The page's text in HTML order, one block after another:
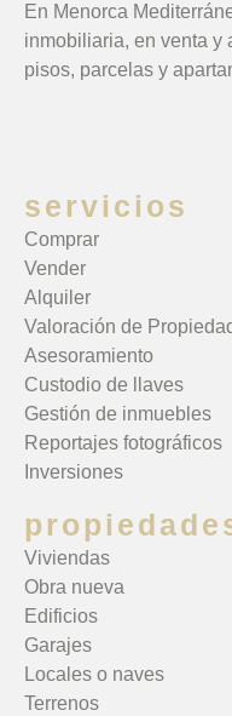
En Menorca
inmobiliaria, en venta y
pisos, parcelas y
servicios
Comprar
Vender
Alquiler
Valoración de
Asesoramiento
Custodio de llaves
Gestión de inmuebles
Reportajes fotográficos
Inversiones
Viviendas
Obra nueva
Edificios
Garajes
Locales o naves
Terrenos